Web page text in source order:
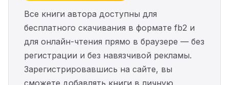
Все книги автора доступны для
бесплатного скачивания в формате fb2 и
для онлайн-чтения прямо в браузере — без
регистрации и без навязчивой рекламы.
Зарегистрировавшись на сайте, вы
сможете добавлять книги в личную